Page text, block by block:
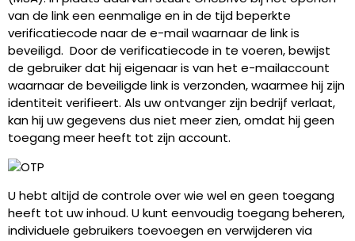
van de link een eenmalige en in de tijd beperkte
verificatiecode naar de e-mail waarnaar de link is
beveiligd. Door de verificatiecode in te voeren, bewijst
de gebruiker dat hij eigenaar is van het e-mailaccount
waarnaar de beveiligde link is verzonden, waarmee hij zijn
identiteit verifieert. Als uw ontvanger zijn bedrijf verlaat,
kan hij uw gegevens dus niet meer zien, omdat hij geen
toegang meer heeft tot zijn account.
U hebt altijd de controle over wie wel en geen toegang
heeft tot uw inhoud. U kunt eenvoudig toegang beheren,
individuele gebruikers toevoegen en verwijderen via